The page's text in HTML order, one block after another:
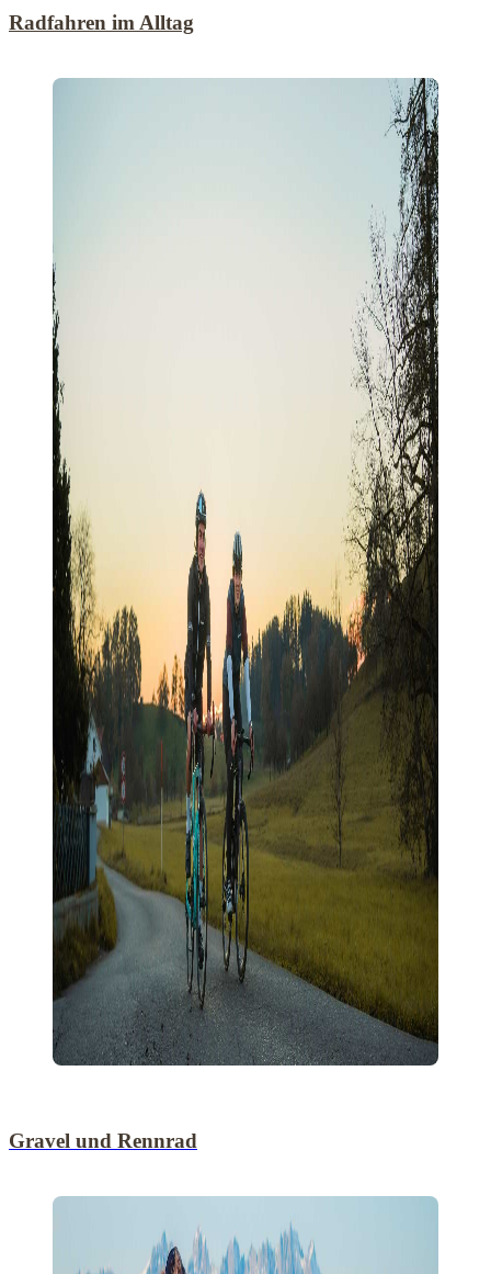
Radfahren im Alltag
Gravel und Rennrad